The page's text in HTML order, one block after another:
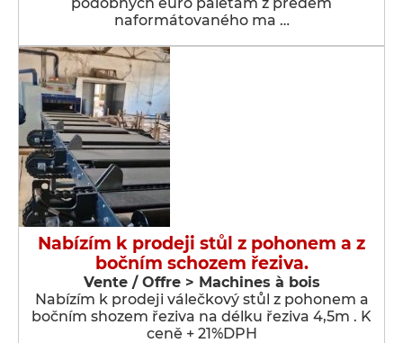
naformátovaného ma …
Nabízím k prodeji stůl z pohonem a z
bočním schozem řeziva.
Vente / Offre > Machines à bois
Nabízím k prodeji válečkový stůl z pohonem a
bočním shozem řeziva na délku řeziva 4,5m . K
ceně + 21%DPH